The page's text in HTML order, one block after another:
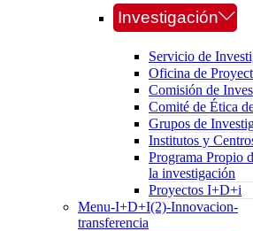
Investigación
Servicio de
Oficina de
Comisión de
Comité de Ética
Grupos de
Institutos y
Programa Propio
la investigación
Proyectos I+D+i
Menu-I+D+I(2)-Innovacion-
transferencia